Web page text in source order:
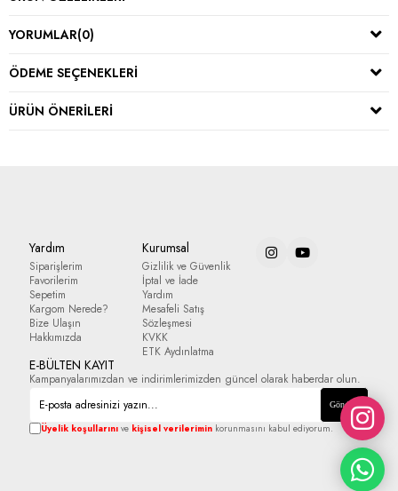
YORUMLAR(0)
ÖDEME SEÇENEKLERI
ÜRÜN ÖNERILERI
Yardım
Siparişlerim
Favorilerim
Sepetim
Kargom Nerede?
Bize Ulaşın
Hakkımızda
Kurumsal
Gizlilik ve Güvenlik
İptal ve İade
Yardım
Mesafeli Satış
Sözleşmesi
KVKK
ETK Aydınlatma
E-BÜLTEN KAYIT
Kampanyalarımızdan ve indirimlerimizden güncel olarak haberdar olun.
Gönder
Üyelik koşullarını ve kişisel verilerimin korunmasını kabul ediyorum.